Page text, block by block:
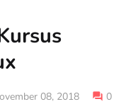
08, 2018 0